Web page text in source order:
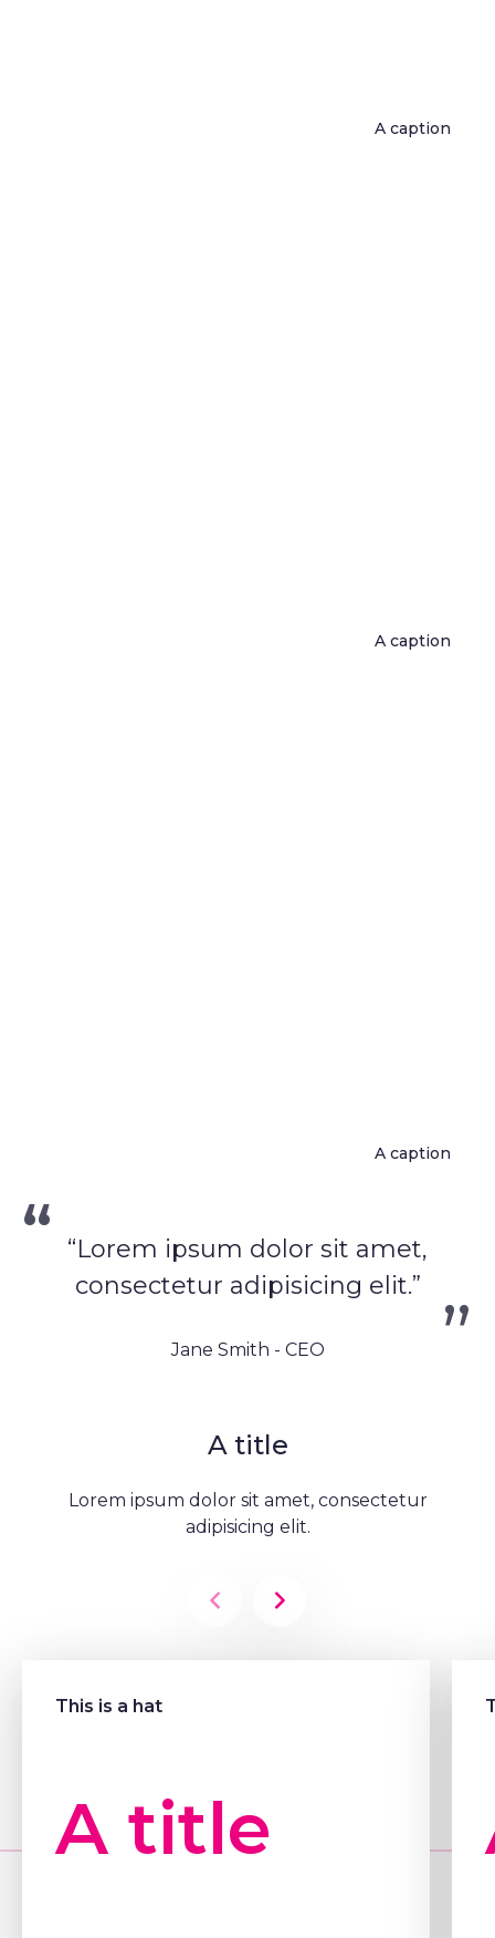
A caption
A caption
A caption
“Lorem ipsum dolor sit amet,
consectetur adipisicing elit.”
Jane Smith - CEO
A title
Lorem ipsum dolor sit amet, consectetur
adipisicing elit.
PrécédentSuivant
This is a hat
A title